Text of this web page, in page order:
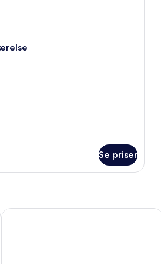
Se priser
Arnos Manor Hotel